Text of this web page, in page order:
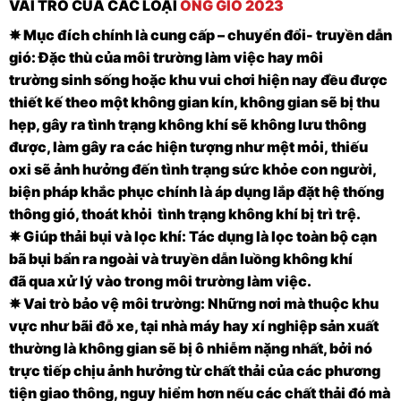
VAI TRÒ CỦA CÁC LOẠI ỐNG GIÓ 2023
✵ Mục đích chính là cung cấp – chuyển đổi- truyền dẫn
gió: Đặc thù của môi trường làm việc hay môi
trường sinh sống hoặc khu vui chơi hiện nay đều được
thiết kế theo một không gian kín, không gian sẽ bị thu
hẹp, gây ra tình trạng không khí sẽ không lưu thông
được, làm gây ra các hiện tượng như mệt mỏi, thiếu
oxi sẽ ảnh hưởng đến tình trạng sức khỏe con người,
biện pháp khắc phục chính là áp dụng lắp đặt hệ thống
thông gió, thoát khỏi tình trạng không khí bị trì trệ.
✵ Giúp thải bụi và lọc khí: Tác dụng là lọc toàn bộ cạn
bã bụi bẩn ra ngoài và truyền dẫn luồng không khí
đã qua xử lý vào trong môi trường làm việc.
✵ Vai trò bảo vệ môi trường: Những nơi mà thuộc khu
vực như bãi đỗ xe, tại nhà máy hay xí nghiệp sản xuất
thường là không gian sẽ bị ô nhiễm nặng nhất, bởi nó
trực tiếp chịu ảnh hưởng từ chất thải của các phương
tiện giao thông, nguy hiểm hơn nếu các chất thải đó mà